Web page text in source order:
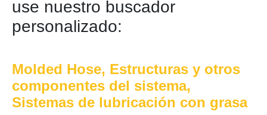
use nuestro buscador
personalizado:
Molded Hose, Estructuras y otros
componentes del sistema,
Sistemas de lubricación con grasa